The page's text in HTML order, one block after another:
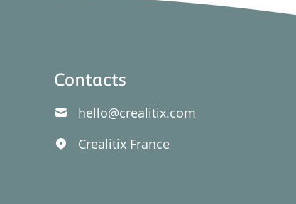
Contacts
hello@crealitix.com
Crealitix France